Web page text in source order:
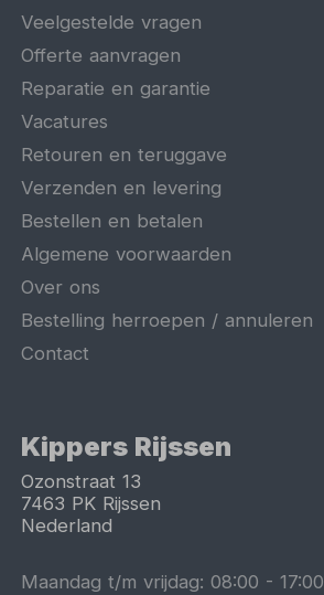
Veelgestelde vragen
Offerte aanvragen
Reparatie en garantie
Vacatures
Retouren en teruggave
Verzenden en levering
Bestellen en betalen
Algemene voorwaarden
Over ons
Bestelling herroepen / annuleren
Contact
Kippers Rijssen
Ozonstraat 13
7463 PK Rijssen
Nederland
Maandag t/m vrijdag:08:00 -17:00